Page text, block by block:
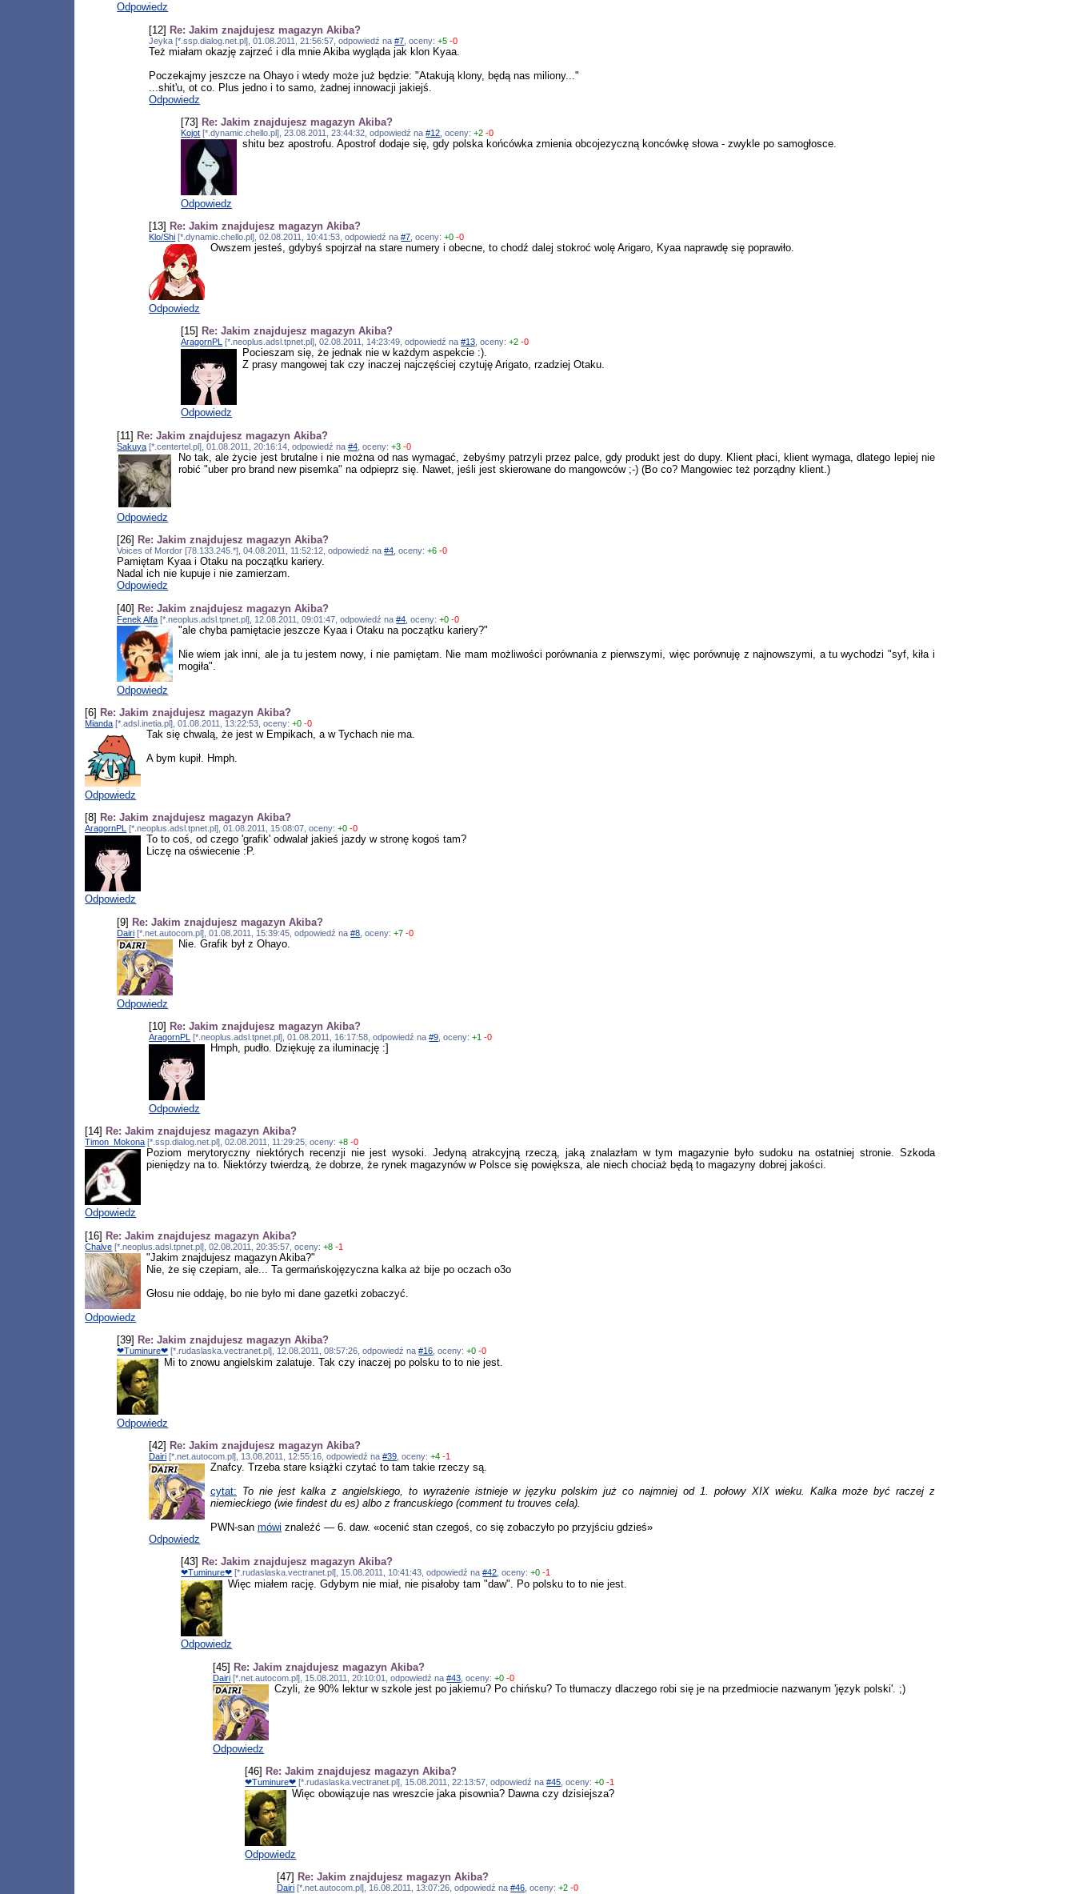
Odpowiedz
[12] Re: Jakim znajdujesz magazyn Akiba?
Jeyka [*.ssp.dialog.net.pl], 01.08.2011, 21:56:57, odpowiedź na#7 , oceny:+5 -0
Też miałam okazję zajrzeć i dla mnie Akiba wygląda jak klon Kyaa.
Poczekajmy jeszcze na Ohayo i wtedy może już będzie: "Atakują klony, będą nas miliony..."
...shit'u, ot co. Plus jedno i to samo, żadnej innowacji jakiejś.
Odpowiedz
[73] Re: Jakim znajdujesz magazyn Akiba?
Kojot [*.dynamic.chello.pl], 23.08.2011, 23:44:32, odpowiedź na#12 , oceny:+2 -0
shitu bez apostrofu. Apostrof dodaje się, gdy polska końcówka zmienia obcojezyczną koncówkę słowa - zwykle po samogłosce.
Odpowiedz
[13] Re: Jakim znajdujesz magazyn Akiba?
Klo/Shi [*.dynamic.chello.pl], 02.08.2011, 10:41:53, odpowiedź na#7, oceny:+0 -0
Owszem jesteś, gdybyś spojrzał na stare numery i obecne, to chodź dalej stokroć wolę Arigaro, Kyaa naprawdę się poprawiło.
Odpowiedz
[15] Re: Jakim znajdujesz magazyn Akiba?
AragornPL [*.neoplus.adsl.tpnet.pl], 02.08.2011, 14:23:49, odpowiedź na#13 , oceny:+2 -0
Pocieszam się, że jednak nie w każdym aspekcie :).
Z prasy mangowej tak czy inaczej najczęściej czytuję Arigato, rzadziej Otaku.
Odpowiedz
[11] Re: Jakim znajdujesz magazyn Akiba?
Sakuya [*.centertel.pl], 01.08.2011, 20:16:14, odpowiedź na#4 , oceny:+3 -0
No tak, ale życie jest brutalne i nie można od nas wymagać, żebyśmy patrzyli przez palce, gdy produkt jest do dupy. Klient płaci, klient wymaga, dlatego lepiej nie
robić "uber pro brand new pisemka" na odpieprz się. Nawet, jeśli jest skierowane do mangowców ;-) (Bo co? Mangowiec też porządny klient.)
Odpowiedz
[26] Re: Jakim znajdujesz magazyn Akiba?
Voices of Mordor [78.133.245.*], 04.08.2011, 11:52:12, odpowiedź na#4 , oceny:+6 -0
Pamiętam Kyaa i Otaku na początku kariery.
Nadal ich nie kupuje i nie zamierzam.
Odpowiedz
[40] Re: Jakim znajdujesz magazyn Akiba?
Fenek Alfa [*.neoplus.adsl.tpnet.pl], 12.08.2011, 09:01:47, odpowiedź na#4 , oceny:+0 -0
"ale chyba pamiętacie jeszcze Kyaa i Otaku na początku kariery?"
Nie wiem jak inni, ale ja tu jestem nowy, i nie pamiętam. Nie mam możliwości porównania z pierwszymi, więc porównuję z najnowszymi, a tu wychodzi "syf, kiła i
mogiła".
Odpowiedz
[6] Re: Jakim znajdujesz magazyn Akiba?
Mianda [*.adsl.inetia.pl], 01.08.2011, 13:22:53, oceny:+0 -0
Tak się chwalą, że jest w Empikach, a w Tychach nie ma.
A bym kupił. Hmph.
Odpowiedz
[8] Re: Jakim znajdujesz magazyn Akiba?
AragornPL [*.neoplus.adsl.tpnet.pl], 01.08.2011, 15:08:07, oceny:+0 -0
To to coś, od czego 'grafik' odwalał jakieś jazdy w stronę kogoś tam?
Liczę na oświecenie :P.
Odpowiedz
[9] Re: Jakim znajdujesz magazyn Akiba?
Dairi [*.net.autocom.pl], 01.08.2011, 15:39:45, odpowiedź na#8 , oceny:+7 -0
Nie. Grafik był z Ohayo.
Odpowiedz
[10] Re: Jakim znajdujesz magazyn Akiba?
AragornPL [*.neoplus.adsl.tpnet.pl], 01.08.2011, 16:17:58, odpowiedź na#9 , oceny:+1 -0
Hmph, pudło. Dziękuję za iluminację :]
Odpowiedz
[14] Re: Jakim znajdujesz magazyn Akiba?
Timon_Mokona [*.ssp.dialog.net.pl], 02.08.2011, 11:29:25, oceny:+8 -0
Poziom merytoryczny niektórych recenzji nie jest wysoki. Jedyną atrakcyjną rzeczą, jaką znalazłam w tym magazynie było sudoku na ostatniej stronie. Szkoda
pieniędzy na to. Niektórzy twierdzą, że dobrze, że rynek magazynów w Polsce się powiększa, ale niech chociaż będą to magazyny dobrej jakości.
Odpowiedz
[16] Re: Jakim znajdujesz magazyn Akiba?
Chalve [*.neoplus.adsl.tpnet.pl], 02.08.2011, 20:35:57, oceny:+8 -1
"Jakim znajdujesz magazyn Akiba?"
Nie, że się czepiam, ale... Ta germańskojęzyczna kalka aż bije po oczach o3o
Głosu nie oddaję, bo nie było mi dane gazetki zobaczyć.
Odpowiedz
[39] Re: Jakim znajdujesz magazyn Akiba?
❤Tuminure❤ [*.rudaslaska.vectranet.pl], 12.08.2011, 08:57:26, odpowiedź na#16 , oceny:+0 -0
Mi to znowu angielskim zalatuje. Tak czy inaczej po polsku to to nie jest.
Odpowiedz
[42] Re: Jakim znajdujesz magazyn Akiba?
Dairi [*.net.autocom.pl], 13.08.2011, 12:55:16, odpowiedź na#39 , oceny:+4 -1
Znafcy. Trzeba stare książki czytać to tam takie rzeczy są.
cytat: To nie jest kalka z angielskiego, to wyrażenie istnieje w języku polskim już co najmniej od 1. połowy XIX wieku. Kalka może być raczej z
niemieckiego (wie findest du es) albo z francuskiego (comment tu trouves cela).
PWN-san mówi znaleźć — 6. daw. «ocenić stan czegoś, co się zobaczyło po przyjściu gdzieś»
Odpowiedz
[43] Re: Jakim znajdujesz magazyn Akiba?
❤Tuminure❤ [*.rudaslaska.vectranet.pl], 15.08.2011, 10:41:43, odpowiedź na#42 , oceny:+0 -1
Więc miałem rację. Gdybym nie miał, nie pisałoby tam "daw". Po polsku to to nie jest.
Odpowiedz
[45] Re: Jakim znajdujesz magazyn Akiba?
Dairi [*.net.autocom.pl], 15.08.2011, 20:10:01, odpowiedź na#43 , oceny:+0 -0
Czyli, że 90% lektur w szkole jest po jakiemu? Po chińsku? To tłumaczy dlaczego robi się je na przedmiocie nazwanym 'język polski'. ;)
Odpowiedz
[46] Re: Jakim znajdujesz magazyn Akiba?
❤Tuminure❤ [*.rudaslaska.vectranet.pl], 15.08.2011, 22:13:57, odpowiedź na#45, oceny:+0 -1
Więc obowiązuje nas wreszcie jaka pisownia? Dawna czy dzisiejsza?
Odpowiedz
[47] Re: Jakim znajdujesz magazyn Akiba?
Dairi [*.net.autocom.pl], 16.08.2011, 13:07:26, odpowiedź na#46 , oceny:+2 -0